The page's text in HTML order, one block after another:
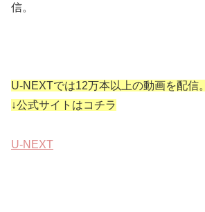
信。
U-NEXTでは12万本以上の動画を配信。
↓公式サイトはコチラ
U-NEXT